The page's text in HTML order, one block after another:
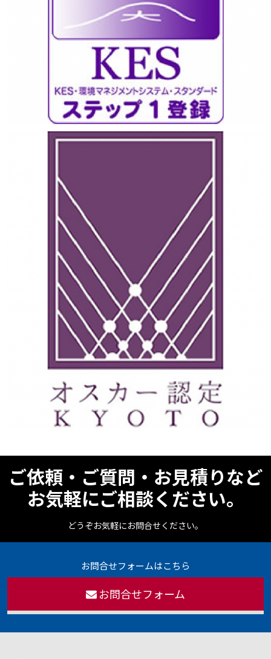
ご依頼・ご質問・お見積りなど
お気軽にご相談ください。
どうぞお気軽にお問合せください。
お問合せフォームはこちら
お問合せフォーム